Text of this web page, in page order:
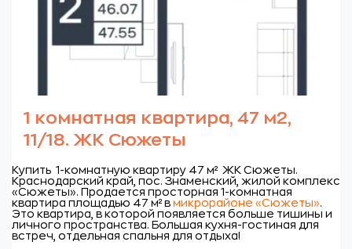
1 комнатная квартира, 47 м2,
11/18. ЖК Сюжеты
Купить 1-комнатную квартиру 47 м² ЖК Сюжеты.
Краснодарский край, пос. Знаменский, жилой комплекс
«Сюжеты». Продается просторная 1-комнатная
квартира площадью 47 м² в микрорайоне «Сюжеты».
Это квартира, в которой появляется больше тишины и
личного пространства. Большая кухня-гостиная для
встреч, отдельная спальня для отдыха!